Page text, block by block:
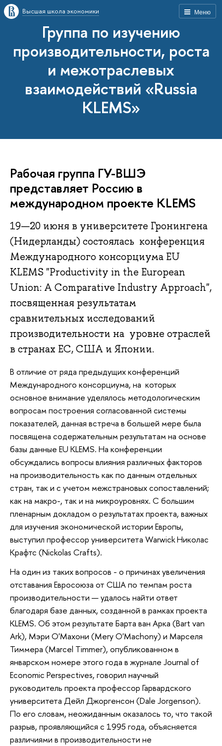
Меню
Высшая школа экономики
Группа по изучению
производительности, роста
и межотраслевых
взаимодействий «Russia
KLEMS»
Рабочая группа ГУ-ВШЭ
представляет Россию в
международном проекте KLEMS
19—20 июня в университете Гронингена
(Нидерланды) состоялась конференция
Международного консорциума EU
KLEMS "Productivity in the European
Union: A Comparative Industry Approach",
посвященная результатам
сравнительных исследований
производительности на уровне отраслей
в странах ЕС, США и Японии.
В отличие от ряда предыдущих конференций
Международного консорциума, на которых
основное внимание уделялось методологическим
вопросам построения согласованной системы
показателей, данная встреча в большей мере была
посвящена содержательным результатам на основе
базы данные EU KLEMS. На конференции
обсуждались вопросы влияния различных факторов
на производительность как по данным отдельных
стран, так и с учетом межстрановых сопоставлений;
как на макро-, так и на микроуровнях. С большим
пленарным докладом о результатах проекта, важных
для изучения экономической истории Европы,
выступил профессор университета Warwick Николас
Крафтс (Nickolas Crafts).
На один из таких вопросов - о причинах увеличения
отставания Евросоюза от США по темпам роста
производительности — удалось найти ответ
благодаря базе данных, созданной в рамках проекта
KLEMS. Об этом результате Барта ван Арка (Bart van
Ark), Мэри О'Махони (Mery O'Machony) и Марселя
Тиммера (Marcel Timmer), опубликованном в
январском номере этого года в журнале Journal of
Economic Perspectives, говорил научный
руководитель проекта профессор Гарвардского
университета Дейл Джоргенсон (Dale Jorgenson).
По его словам, неожиданным оказалось то, что такой
разрыв, проявляющийся с 1995 года, объясняется
различиями в производительности не